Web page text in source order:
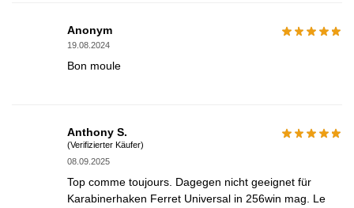
Anonym
19.08.2024
Bon moule
Anthony S.
(Verifizierter Käufer)
08.09.2025
Top comme toujours. Dagegen nicht geeignet für
Karabinerhaken Ferret Universal in 256win mag. Le